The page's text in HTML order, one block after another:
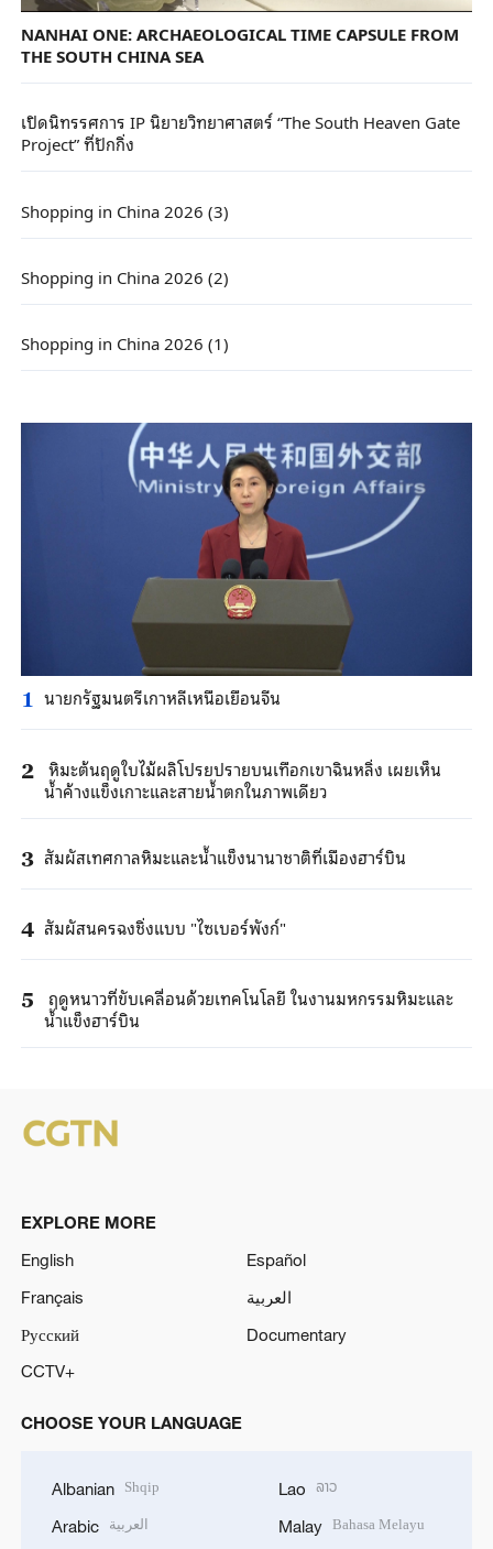
NANHAI ONE: ARCHAEOLOGICAL TIME CAPSULE FROM
THE SOUTH CHINA SEA
เปิดนิทรรศการ IP นิยายวิทยาศาสตร์ “The South Heaven Gate
Project” ที่ปักกิ่ง
Shopping in China 2026 (3)
Shopping in China 2026 (2)
Shopping in China 2026 (1)
1 นายกรัฐมนตรีเกาหลีเหนือเยือนจีน
2 หิมะต้นฤดูใบไม้ผลิโปรยปรายบนเทือกเขาฉินหลิ่ง เผยเห็น
น้ำค้างแข็งเกาะและสายน้ำตกในภาพเดียว
3 สัมผัสเทศกาลหิมะและน้ำแข็งนานาชาติที่เมืองฮาร์บิน
4 สัมผัสนครฉงชิ่งแบบ "ไซเบอร์พังก์"
5
ฤดูหนาวที่ขับเคลื่อนด้วยเทคโนโลยี ในงานมหกรรมหิมะและ
น้ำแข็งฮาร์บิน
EXPLORE MORE
English
Español
Français
العربية
Русский
Documentary
CCTV+
CHOOSE YOUR LANGUAGE
Albanian Shqip
Arabic العربية
Lao ລາວ
Malay Bahasa Melayu